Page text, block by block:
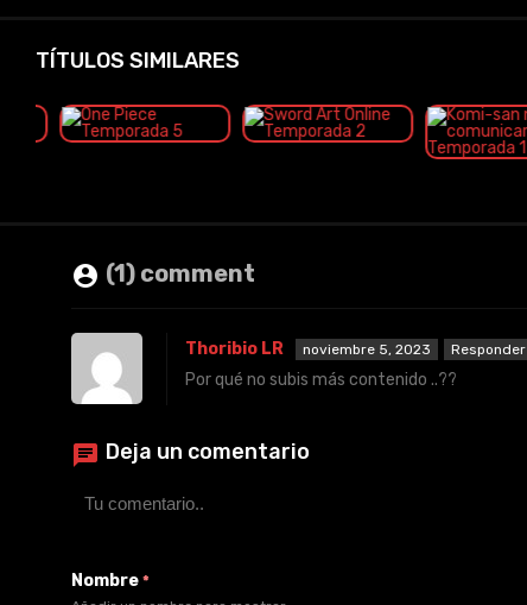
TÍTULOS SIMILARES
(1) comment
Thoribio LR noviembre 5, 2023 Responder
Por qué no subis más contenido ..??
Deja un comentario
Nombre *